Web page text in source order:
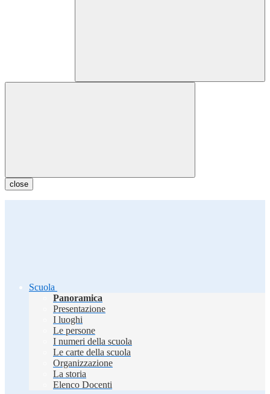
close
Scuola
Panoramica
Presentazione
I luoghi
Le persone
I numeri della scuola
Le carte della scuola
Organizzazione
La storia
Elenco Docenti